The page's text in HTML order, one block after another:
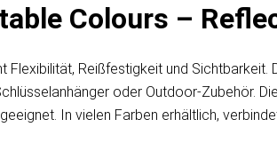
Colours –
Flexibilität, Reißfestigkeit und
oder Outdoor-Zubehör.
In vielen Farben erhältlich,